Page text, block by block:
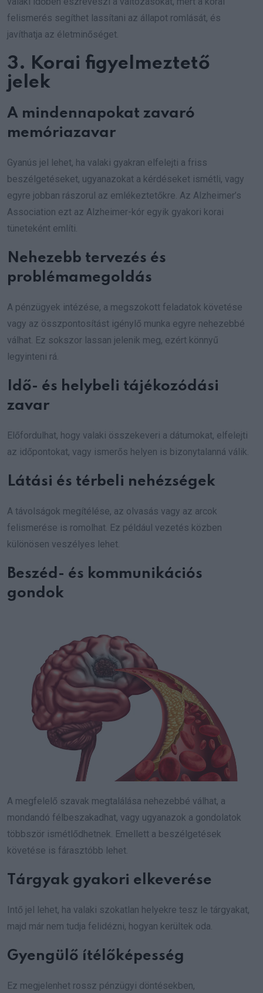
felismerés segíthet lassítani az állapot romlását, és
javíthatja az életminőséget.
3. Korai figyelmeztető
jelek
A mindennapokat zavaró
memóriazavar
Gyanús jel lehet, ha valaki gyakran elfelejti a friss
beszélgetéseket, ugyanazokat a kérdéseket ismétli, vagy
egyre jobban rászorul az emlékeztetőkre. Az Alzheimer’s
Association ezt az Alzheimer-kór egyik gyakori korai
tüneteként említi.
Nehezebb tervezés és
problémamegoldás
A pénzügyek intézése, a megszokott feladatok követése
vagy az összpontosítást igénylő munka egyre nehezebbé
válhat. Ez sokszor lassan jelenik meg, ezért könnyű
legyinteni rá.
Idő- és helybeli tájékozódási
zavar
Előfordulhat, hogy valaki összekeveri a dátumokat, elfelejti
az időpontokat, vagy ismerős helyen is bizonytalanná válik.
Látási és térbeli nehézségek
A távolságok megítélése, az olvasás vagy az arcok
felismerése is romolhat. Ez például vezetés közben
különösen veszélyes lehet.
Beszéd- és kommunikációs
gondok
A megfelelő szavak megtalálása nehezebbé válhat, a
mondandó félbeszakadhat, vagy ugyanazok a gondolatok
többször ismétlődhetnek. Emellett a beszélgetések
követése is fárasztóbb lehet.
Tárgyak gyakori elkeverése
Intő jel lehet, ha valaki szokatlan helyekre tesz le tárgyakat,
majd már nem tudja felidézni, hogyan kerültek oda.
Gyengülő ítélőképesség
Ez megjelenhet rossz pénzügyi döntésekben,